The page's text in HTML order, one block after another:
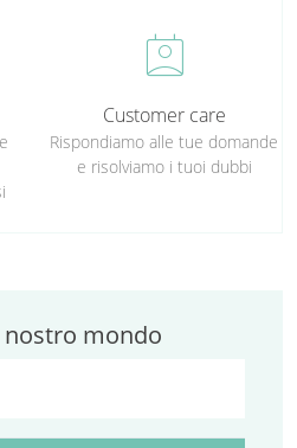
perm_contact_calendar
Customer care
Rispondiamo alle tue domande
e risolviamo i tuoi dubbi
nostro mondo